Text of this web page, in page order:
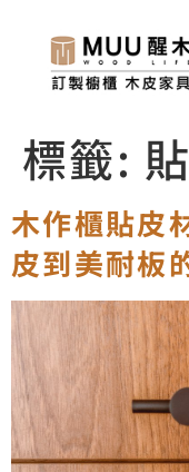
標籤:
木作櫃貼皮
皮到美耐板